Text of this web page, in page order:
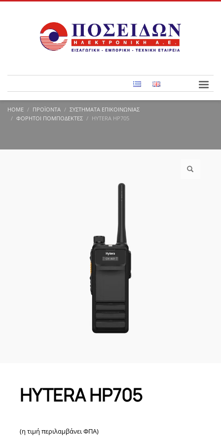
HOME ΠΡΟΪΌΝΤΑ
ΣΥΣΤΉΜΑΤΑ ΕΠΙΚΟΙΝΩΝΊΑΣ
ΦΟΡΗΤΟΊ ΠΟΜΠΟΔΈΚΤΕΣ
HYTERA HP705
HYTERA HP705
(η τιμή περιλαμβάνει ΦΠΑ)